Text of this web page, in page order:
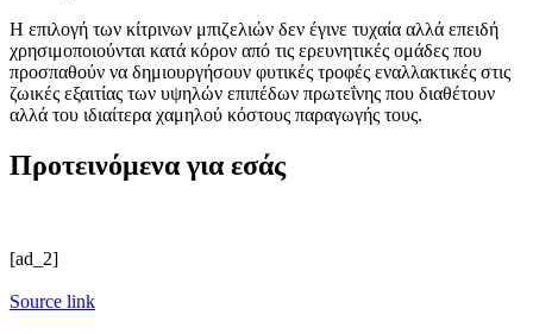
Η επιλογή των κίτρινων μπιζελιών δεν έγινε τυχαία αλλά επειδή
χρησιμοποιούνται κατά κόρον από τις ερευνητικές ομάδες που
προσπαθούν να δημιουργήσουν φυτικές τροφές εναλλακτικές στις
ζωικές εξαιτίας των υψηλών επιπέδων πρωτεΐνης που διαθέτουν
αλλά του ιδιαίτερα χαμηλού κόστους παραγωγής τους.
Προτεινόμενα για εσάς
[ad_2]
Source link